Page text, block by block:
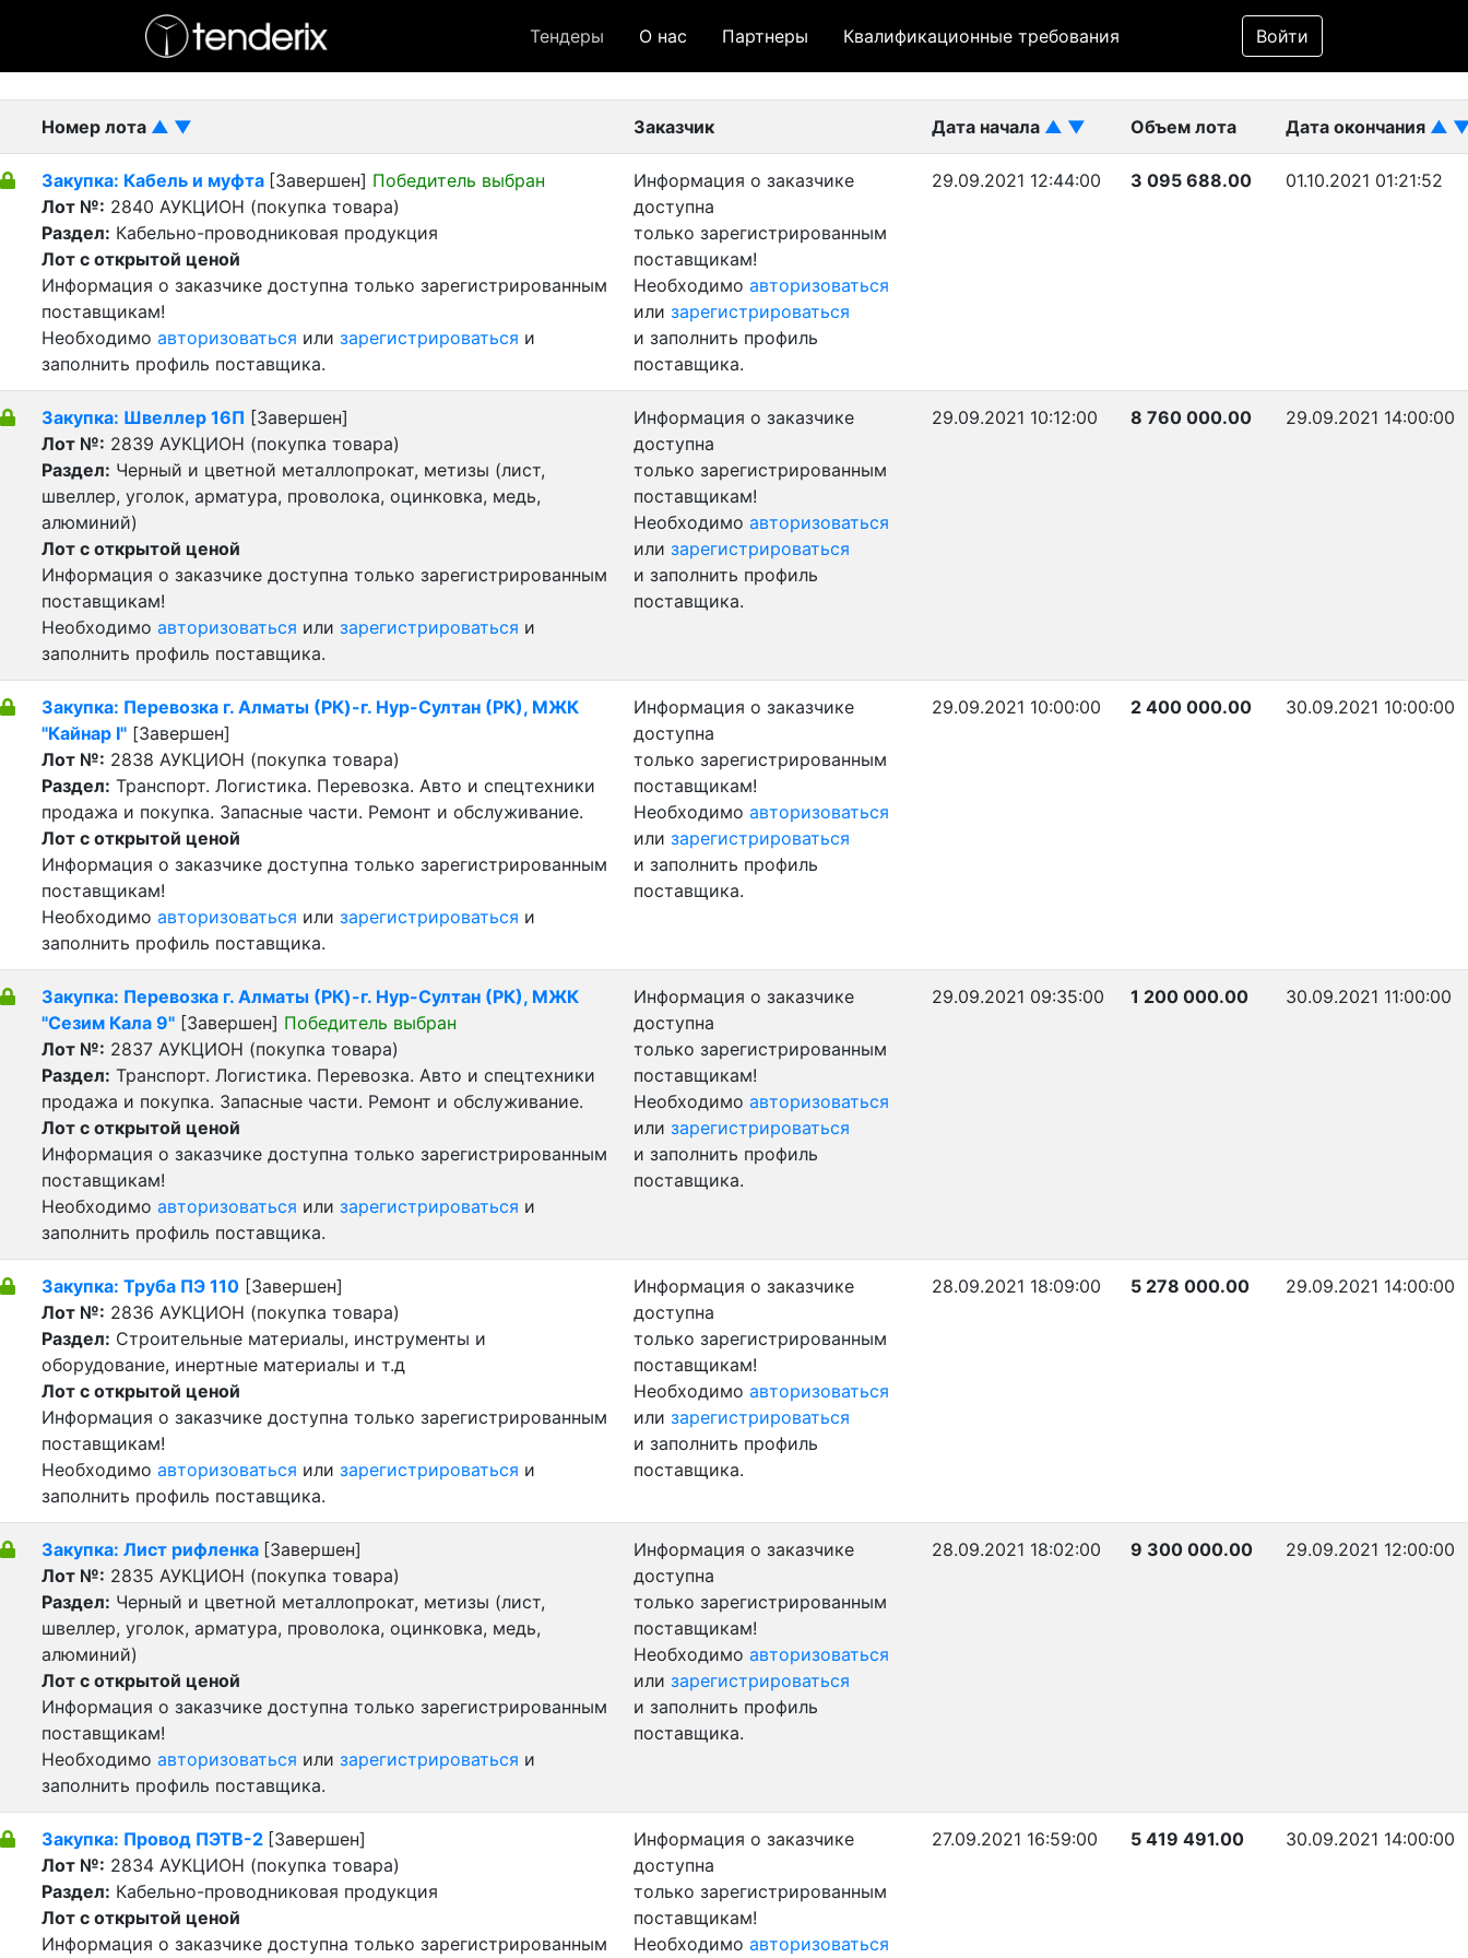
Тендеры О нас Партнеры Квалификационные требования Войти
Фильтр
- Завершенный лот
Номер лота ▲ ▼ Заказчик Дата начала ▲ ▼ Объем лота Дата окончания ▲
Закупка: Кабель и муфта [Завершен] Победитель выбран
Лот №: 2840 АУКЦИОН (покупка товара)
Раздел: Кабельно-проводниковая продукция
Лот с открытой ценой
Информация о заказчике доступна только зарегистрированным
поставщикам!
Необходимо авторизоваться или зарегистрироваться и
заполнить профиль поставщика.
Информация о заказчике
доступна
только зарегистрированным
поставщикам!
Необходимо авторизоваться
или зарегистрироваться
и заполнить профиль
поставщика.
29.09.2021 12:44:00 3 095 688.00 01.10.2021 01:21:52
Закупка: Швеллер 16П [Завершен]
Лот №: 2839 АУКЦИОН (покупка товара)
Раздел: Черный и цветной металлопрокат, метизы (лист,
швеллер, уголок, арматура, проволока, оцинковка, медь,
алюминий)
Лот с открытой ценой
Информация о заказчике доступна только зарегистрированным
поставщикам!
Необходимо авторизоваться или зарегистрироваться и
заполнить профиль поставщика.
Информация о заказчике
доступна
только зарегистрированным
поставщикам!
Необходимо авторизоваться
или зарегистрироваться
и заполнить профиль
поставщика.
29.09.2021 10:12:00 8 760 000.00 29.09.2021 14:00:00
Закупка: Перевозка г. Алматы (РК)-г. Нур-Султан (РК), МЖК
"Кайнар I" [Завершен]
Лот №: 2838 АУКЦИОН (покупка товара)
Раздел: Транспорт. Логистика. Перевозка. Авто и спецтехники
продажа и покупка. Запасные части. Ремонт и обслуживание.
Лот с открытой ценой
Информация о заказчике доступна только зарегистрированным
поставщикам!
Необходимо авторизоваться или зарегистрироваться и
заполнить профиль поставщика.
Информация о заказчике
доступна
только зарегистрированным
поставщикам!
Необходимо авторизоваться
или зарегистрироваться
и заполнить профиль
поставщика.
29.09.2021 10:00:00 2 400 000.00 30.09.2021 10:00:00
Закупка: Перевозка г. Алматы (РК)-г. Нур-Султан (РК), МЖК
"Сезим Кала 9" [Завершен] Победитель выбран
Лот №: 2837 АУКЦИОН (покупка товара)
Раздел: Транспорт. Логистика. Перевозка. Авто и спецтехники
продажа и покупка. Запасные части. Ремонт и обслуживание.
Лот с открытой ценой
Информация о заказчике доступна только зарегистрированным
поставщикам!
Необходимо авторизоваться или зарегистрироваться и
заполнить профиль поставщика.
Информация о заказчике
доступна
только зарегистрированным
поставщикам!
Необходимо авторизоваться
или зарегистрироваться
и заполнить профиль
поставщика.
29.09.2021 09:35:00 1 200 000.00 30.09.2021 11:00:00
Закупка: Труба ПЭ 110 [Завершен]
Лот №: 2836 АУКЦИОН (покупка товара)
Раздел: Строительные материалы, инструменты и
оборудование, инертные материалы и т.д
Лот с открытой ценой
Информация о заказчике доступна только зарегистрированным
поставщикам!
Необходимо авторизоваться или зарегистрироваться и
заполнить профиль поставщика.
Информация о заказчике
доступна
только зарегистрированным
поставщикам!
Необходимо авторизоваться
или зарегистрироваться
и заполнить профиль
поставщика.
28.09.2021 18:09:00 5 278 000.00 29.09.2021 14:00:00
Закупка: Лист рифленка [Завершен]
Лот №: 2835 АУКЦИОН (покупка товара)
Раздел: Черный и цветной металлопрокат, метизы (лист,
швеллер, уголок, арматура, проволока, оцинковка, медь,
алюминий)
Лот с открытой ценой
Информация о заказчике доступна только зарегистрированным
поставщикам!
Необходимо авторизоваться или зарегистрироваться и
заполнить профиль поставщика.
Информация о заказчике
доступна
только зарегистрированным
поставщикам!
Необходимо авторизоваться
или зарегистрироваться
и заполнить профиль
поставщика.
28.09.2021 18:02:00 9 300 000.00 29.09.2021 12:00:00
Закупка: Провод ПЭТВ-2 [Завершен]
Лот №: 2834 АУКЦИОН (покупка товара)
Раздел: Кабельно-проводниковая продукция
Лот с открытой ценой
Информация о заказчике доступна только зарегистрированным
Информация о заказчике
доступна
только зарегистрированным
поставщикам!
Необходимо авторизоваться
27.09.2021 16:59:00 5 419 491.00 30.09.2021 14:00:00